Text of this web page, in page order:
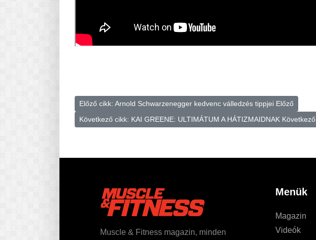
Előző cikk: Arnold Schwarzenegger kedvenc válledzés tippjei Előző
Következő cikk: KAI GREENE: ULTIMÁTUM A HÁTIZMAIDNAK Következő
Muscle & Fitness magazin, minden
Menük
Magazin
Videók